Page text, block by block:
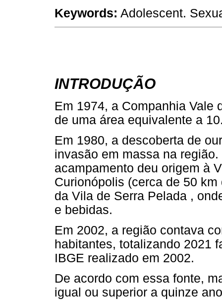
Keywords: Adolescent.
INTRODUÇÃO
Em 1974, a Companhia Vale
de uma área equivalente a
Em 1980, a descoberta de
invasão em massa na
acampamento deu origem à
Curionópolis (cerca de 50
da Vila de Serra Pelada ,
e bebidas.
Em 2002, a região contava
habitantes, totalizando 2021
IBGE realizado em 2002.
De acordo com essa fonte,
igual ou superior a quinze